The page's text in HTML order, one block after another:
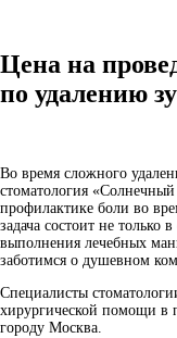
Цена на
по удалению
Во время сложного
стоматология «Солнечный
профилактике боли во
задача состоит не только
выполнения лечебных
заботимся о душевном
Специалисты
хирургической помощи в
городу Москва.